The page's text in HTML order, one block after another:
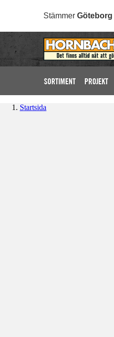
Stämmer Göteborg
SORTIMENT PROJEKT
Startsida